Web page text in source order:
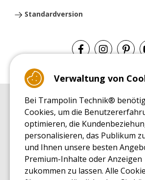
Standardversion
EINKAUFSRATGEBER
Einkaufsratgeber
MONTAGE RATGEBER
Montagehinweise für ein Freizeit Trampolin
PFLEGERATGEBER
Pflegeratgeber für Ihr Freizeit Trampolin
ENDECKUNGSTOUR
Verwaltung von
Bei Trampolin Technik®
Cookies, um die
optimieren, die
personalisieren, das Publikum
und Ihnen unsere besten
Premium-Inhalte oder Anzeigen
zukommen zu lassen. Alle